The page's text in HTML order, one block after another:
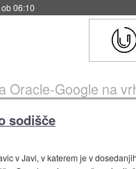
06:10
Oracle-Google na
sodišče
v Javi, v katerem je v